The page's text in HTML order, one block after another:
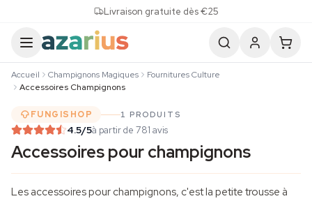
Livraison gratuite dès €25
Accueil Champignons Magiques
Fournitures Culture
Accessoires Champignons
FUNGISHOP 1 PRODUITS
4.5/5à partir de 781 avis
Accessoires pour champignons
Les accessoires pour champignons, c'est la petite trousse à